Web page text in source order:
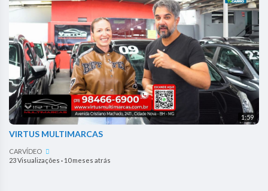
1:59
VIRTUS MULTIMARCAS
CARVÍDEO
23 Visualizações · 10 meses atrás